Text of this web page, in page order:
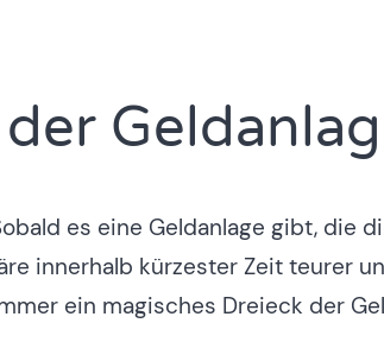
es eine Geldanlage gibt, die
innerhalb kürzester Zeit teurer
ein magisches Dreieck der